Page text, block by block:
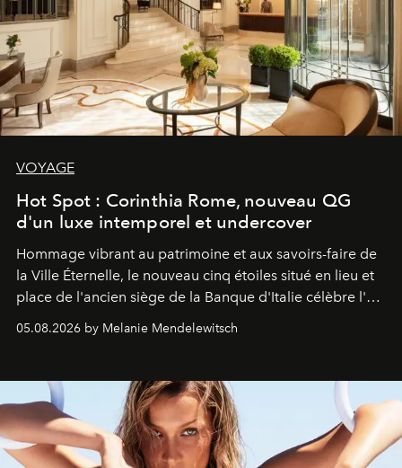
VOYAGE
Hot Spot : Corinthia Rome, nouveau QG
d'un luxe intemporel et undercover
Hommage vibrant au patrimoine et aux savoirs-faire de
la Ville Éternelle, le nouveau cinq étoiles situé en lieu et
place de l'ancien siège de la Banque d'Italie célèbre l'art
05.08.2026 by Melanie Mendelewitsch